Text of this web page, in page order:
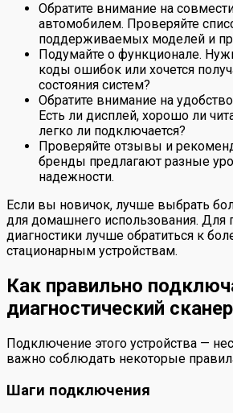
Обратите внимание на
автомобилем. Проверяйте
поддерживаемых моделей и
Подумайте о функционале.
коды ошибок или хочется
состояния систем?
Обратите внимание на
Есть ли дисплей, хорошо ли
легко ли подключается?
Проверяйте отзывы и
бренды предлагают разные
надежности.
Если вы новичок, лучше выбрать
для домашнего использования. Для
диагностики лучше обратиться к
стационарным устройствам.
Как правильно
диагностический сканер
Подключение этого устройства —
важно соблюдать некоторые
Шаги подключения